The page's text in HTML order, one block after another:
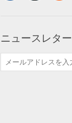
ニュースレター